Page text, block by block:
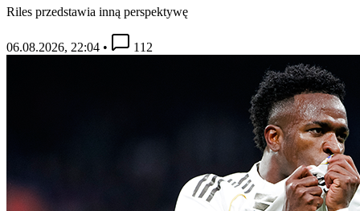
Riles przedstawia inną perspektywę
06.08.2026, 22:04 • 112